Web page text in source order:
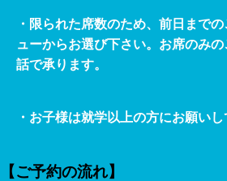
・限られた席数のため、前日まで
ューからお選び下さい。お席のみ
話で承ります。
・お子様は就学以上の方にお願いし
【ご予約の流れ】